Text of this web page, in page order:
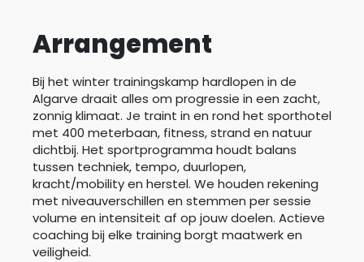
Arrangement
Bij het winter trainingskamp hardlopen in de
Algarve draait alles om progressie in een zacht,
zonnig klimaat. Je traint in en rond het sporthotel
met 400 meterbaan, fitness, strand en natuur
dichtbij. Het sportprogramma houdt balans
tussen techniek, tempo, duurlopen,
kracht/mobility en herstel. We houden rekening
met niveauverschillen en stemmen per sessie
volume en intensiteit af op jouw doelen. Actieve
coaching bij elke training borgt maatwerk en
veiligheid.